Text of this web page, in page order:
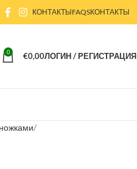
КОНТАКТЫFAQSКОНТАКТЫ
0 €0,00ЛОГИН / РЕГИСТРАЦИЯ